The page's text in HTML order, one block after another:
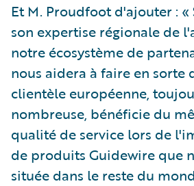
Et M. Proudfoot d'ajouter :
son expertise régionale de
notre écosystème de
nous aidera à faire en sorte
clientèle européenne,
nombreuse, bénéficie du
qualité de service lors de
de produits Guidewire que
située dans le reste du